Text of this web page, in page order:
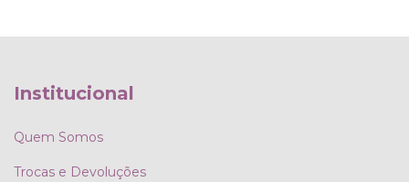
Institucional
Quem Somos
Trocas e Devoluções